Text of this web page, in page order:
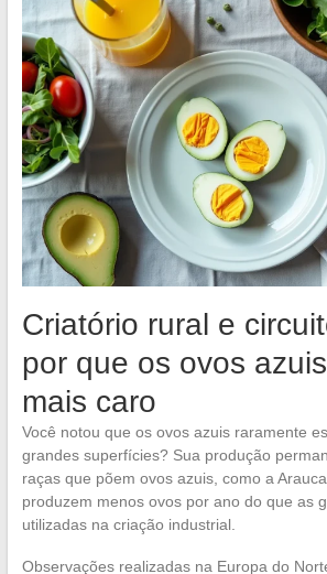
Criatório rural e
por que os ovos
mais caro
Você notou que os ovos azuis raramente
grandes superfícies? Sua produção
raças que põem ovos azuis, como a
produzem menos ovos por ano do que as
utilizadas na criação industrial.
Observações realizadas na Europa do